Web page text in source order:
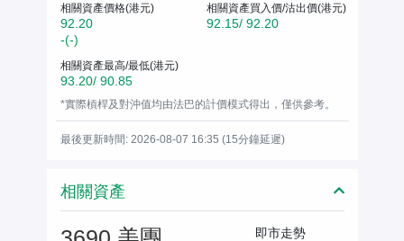
相關資產價格(港元)
92.20
-(-)
相關資產買入價/沽出價(港元)
92.15/ 92.20
相關資產最高/最低(港元)
93.20/ 90.85
*實際槓桿及對沖值均由法巴的計價模式得出，僅供參考。
最後更新時間: 2026-08-07 16:35 (15分鐘延遲)
相關資產
即市走勢